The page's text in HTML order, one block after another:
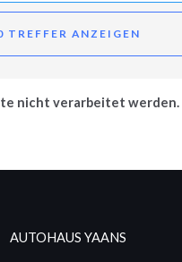
nicht verarbeitet werden.
AUTOHAUS YAANS